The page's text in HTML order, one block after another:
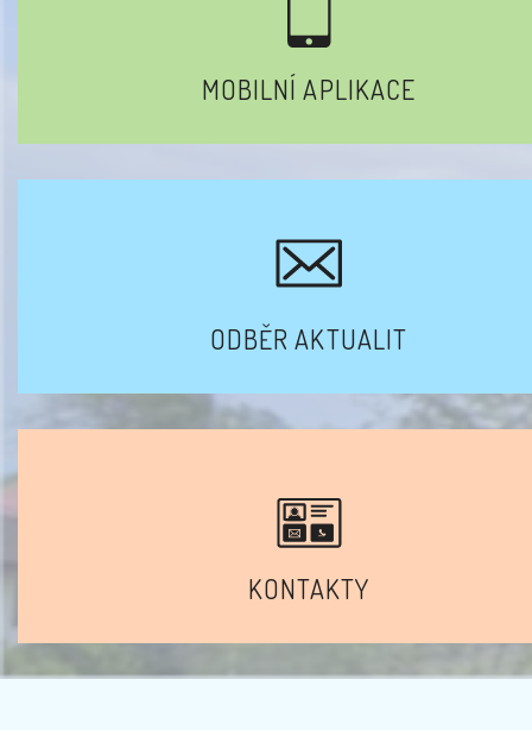
MOBILNÍ APLIKACE
ODBĚR AKTUALIT
KONTAKTY